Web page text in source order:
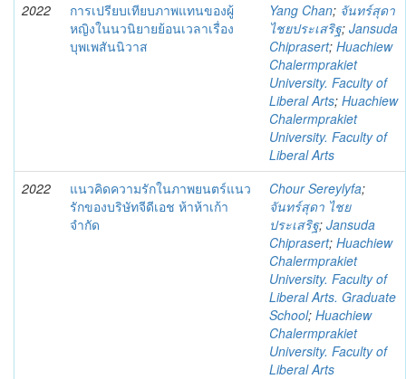
2022
การเปรียบเทียบภาพแทนของผู้
หญิงในนวนิยายย้อนเวลาเรื่อง
บุพเพสันนิวาส
Yang Chan; จันทร์สุดา
ไชยประเสริฐ; Jansuda
Chiprasert; Huachiew
Chalermprakiet
University. Faculty of
Liberal Arts; Huachiew
Chalermprakiet
University. Faculty of
Liberal Arts
2022
แนวคิดความรักในภาพยนตร์แนว
รักของบริษัทจีดีเอช ห้าห้าเก้า
จำกัด
Chour Sereylyfa;
จันทร์สุดา ไชย
ประเสริฐ; Jansuda
Chiprasert; Huachiew
Chalermprakiet
University. Faculty of
Liberal Arts. Graduate
School; Huachiew
Chalermprakiet
University. Faculty of
Liberal Arts